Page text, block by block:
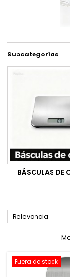
Subcategorías
BÁSCULAS DE
Relevancia
Fuera de stock